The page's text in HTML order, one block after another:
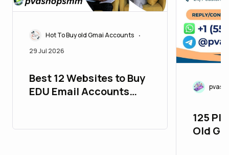
Hot To Buy old Gmai Accounts •
29 Jul 2026
Best 12 Websites to Buy
EDU Email Accounts
125
Old